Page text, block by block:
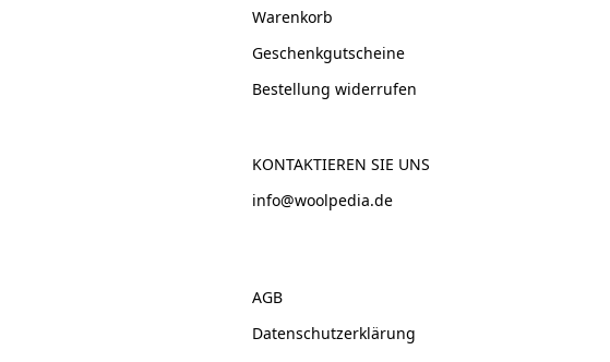
Warenkorb
Geschenkgutscheine
Bestellung widerrufen
KONTAKTIEREN SIE UNS
info@woolpedia.de
AGB
Datenschutzerklärung